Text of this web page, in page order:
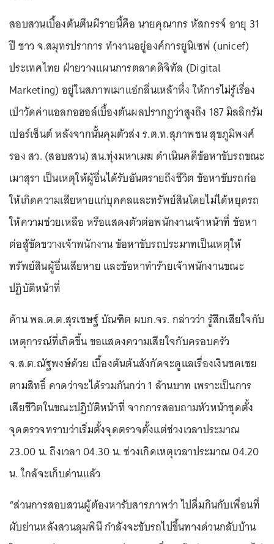
สอบสวนเบื้องต้นตีนผีรายนี้คือ นายคุณากร หัสกรรจ์ อายุ 31
ปี ชาว จ.สมุทรปราการ ทำงานอยู่องค์การยูนิเซฟ (unicef)
ประเทศไทย ฝ่ายวางแผนการตลาดดิจิทัล (Digital
Marketing) อยู่ในสภาพเมาแอ๋กลิ่นเหล้าหึ่ง ให้การไม่รู้เรื่อง
เป่าวัดค่าแอลกอฮอล์เบื้องต้นผลปรากฏว่าสูงถึง 187 มิลลิกรัม
เปอร์เซ็นต์ หลังจากนั้นคุมตัวส่ง ร.ต.ท.สุภาพชน สุขภูมิพงศ์
รอง สว. (สอบสวน) สน.ทุ่งมหาเมฆ ดำเนินคดีข้อหาขับรถขณะ
เมาสุรา เป็นเหตุให้ผู้อื่นได้รับอันตรายถึงชีวิต ข้อหาขับรถก่อ
ให้เกิดความเสียหายแก่บุคคลและทรัพย์สินโดยไม่ได้หยุดรถ
ให้ความช่วยเหลือ หรือแสดงตัวต่อพนักงานเจ้าหน้าที่ ข้อหา
ต่อสู้ขัดขวางเจ้าพนักงาน ข้อหาขับรถประมาทเป็นเหตุให้
ทรัพย์สินผู้อื่นเสียหาย และข้อหาทำร้ายเจ้าพนักงานขณะ
ปฏิบัติหน้าที่
ด้าน พล.ต.ต.สุรเชษฐ์ บัณฑิต ผบก.จร. กล่าวว่า รู้สึกเสียใจกับ
เหตุการณ์ที่เกิดขึ้น ขอแสดงความเสียใจกับครอบครัว
จ.ส.ต.ณัฐพงษ์ด้วย เบื้องต้นต้นสังกัดจะดูแลเรื่องเงินชดเชย
ตามสิทธิ์ คาดว่าจะได้รวมกันกว่า 1 ล้านบาท เพราะเป็นการ
เสียชีวิตในขณะปฏิบัติหน้าที่ จากการสอบถามหัวหน้าชุดตั้ง
จุดตรวจทราบว่าเริ่มตั้งจุดตรวจตั้งแต่ช่วงเวลาประมาณ
23.00 น. ถึงเวลา 04.30 น. ช่วงเกิดเหตุเวลาประมาณ 04.20
น. ใกล้จะเก็บด่านแล้ว
“ส่วนการสอบสวนผู้ต้องหารับสารภาพว่า ไปดื่มกินกับเพื่อนที่
ผับย่านหลังสวนลุมพินี กำลังจะขับรถไปขึ้นทางด่วนกลับบ้าน